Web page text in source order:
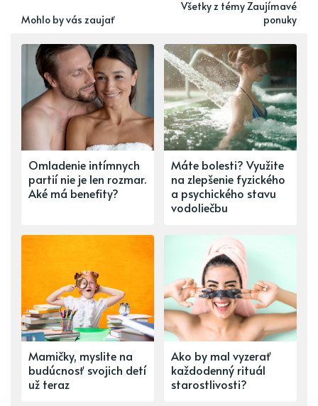
Mohlo by vás zaujať
Všetky z témy Zaujímavé
ponuky
Omladenie intímnych
partií nie je len rozmar.
Aké má benefity?
Máte bolesti? Využite
na zlepšenie fyzického
a psychického stavu
vodoliečbu
Mamičky, myslite na
budúcnosť svojich detí
už teraz
Ako by mal vyzerať
každodenný rituál
starostlivosti?